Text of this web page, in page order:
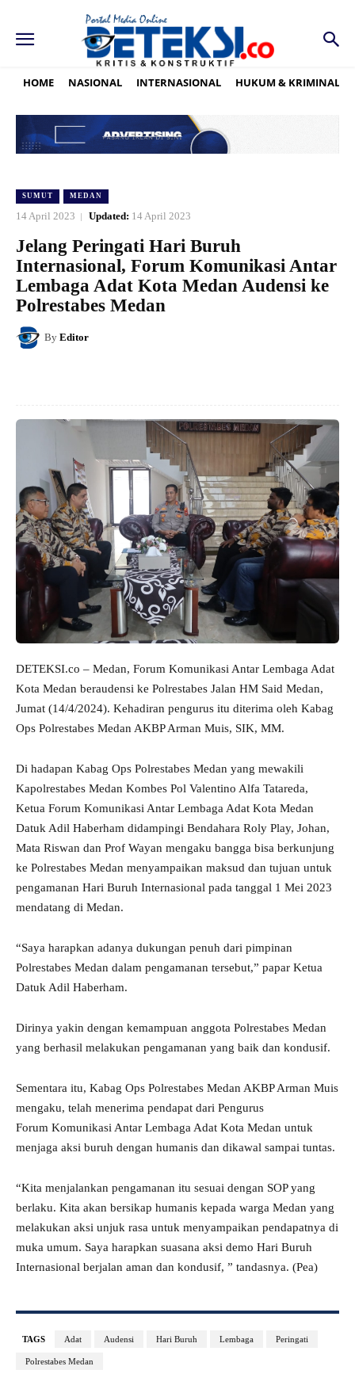
HOME NASIONAL INTERNASIONAL HUKUM & KRIMINAL
SUMUT MEDAN
14 April 2023 Updated: 14 April 2023
Jelang Peringati Hari Buruh
Internasional, Forum Komunikasi Antar
Lembaga Adat Kota Medan Audensi ke
Polrestabes Medan
By Editor
DETEKSI.co – Medan, Forum Komunikasi Antar Lembaga Adat
Kota Medan beraudensi ke Polrestabes Jalan HM Said Medan,
Jumat (14/4/2024). Kehadiran pengurus itu diterima oleh Kabag
Ops Polrestabes Medan AKBP Arman Muis, SIK, MM.
Di hadapan Kabag Ops Polrestabes Medan yang mewakili
Kapolrestabes Medan Kombes Pol Valentino Alfa Tatareda,
Ketua Forum Komunikasi Antar Lembaga Adat Kota Medan
Datuk Adil Haberham didampingi Bendahara Roly Play, Johan,
Mata Riswan dan Prof Wayan mengaku bangga bisa berkunjung
ke Polrestabes Medan menyampaikan maksud dan tujuan untuk
pengamanan Hari Buruh Internasional pada tanggal 1 Mei 2023
mendatang di Medan.
“Saya harapkan adanya dukungan penuh dari pimpinan
Polrestabes Medan dalam pengamanan tersebut,” papar Ketua
Datuk Adil Haberham.
Dirinya yakin dengan kemampuan anggota Polrestabes Medan
yang berhasil melakukan pengamanan yang baik dan kondusif.
Sementara itu, Kabag Ops Polrestabes Medan AKBP Arman Muis
mengaku, telah menerima pendapat dari Pengurus
Forum Komunikasi Antar Lembaga Adat Kota Medan untuk
menjaga aksi buruh dengan humanis dan dikawal sampai tuntas.
“Kita menjalankan pengamanan itu sesuai dengan SOP yang
berlaku. Kita akan bersikap humanis kepada warga Medan yang
melakukan aksi unjuk rasa untuk menyampaikan pendapatnya di
muka umum. Saya harapkan suasana aksi demo Hari Buruh
Internasional berjalan aman dan kondusif, ” tandasnya. (Pea)
TAGS Adat Audensi Hari Buruh Lembaga Peringati
Polrestabes Medan